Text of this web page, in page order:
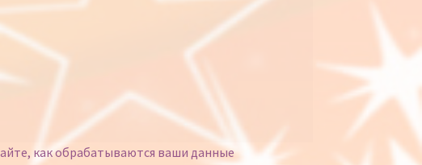
как обрабатываются ваши данные